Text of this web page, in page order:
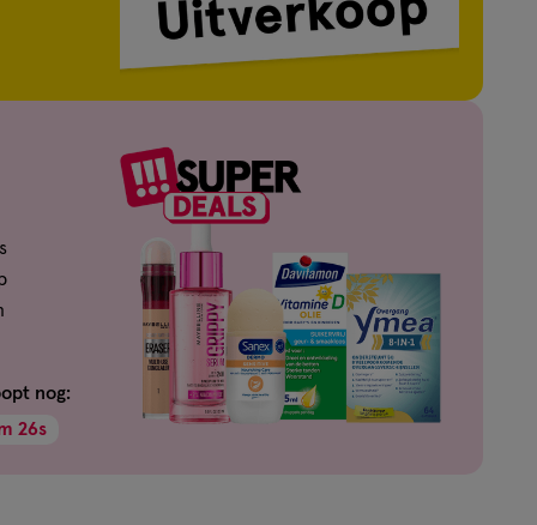
nog:
25s